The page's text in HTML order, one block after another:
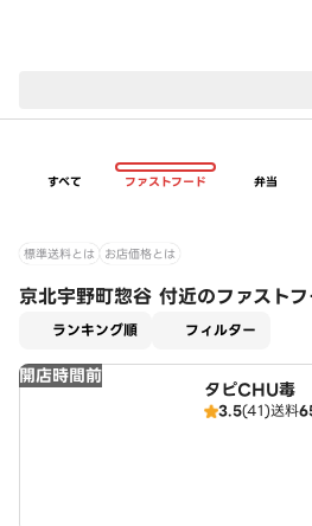
すべて ファストフード 弁当
標準送料とは お店価格とは
京北宇野町惣谷 付近のファスト
ランキング順 フィルター
開店時間前
タピCHU毒
3.5(41)送料